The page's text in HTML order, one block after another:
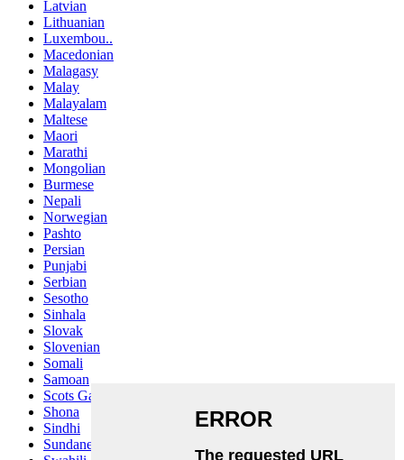
Latvian
Lithuanian
Luxembou..
Macedonian
Malagasy
Malay
Malayalam
Maltese
Maori
Marathi
Mongolian
Burmese
Nepali
Norwegian
Pashto
Persian
Punjabi
Serbian
Sesotho
Sinhala
Slovak
Slovenian
Somali
Samoan
Scots Gaelic
Shona
Sindhi
Sundanese